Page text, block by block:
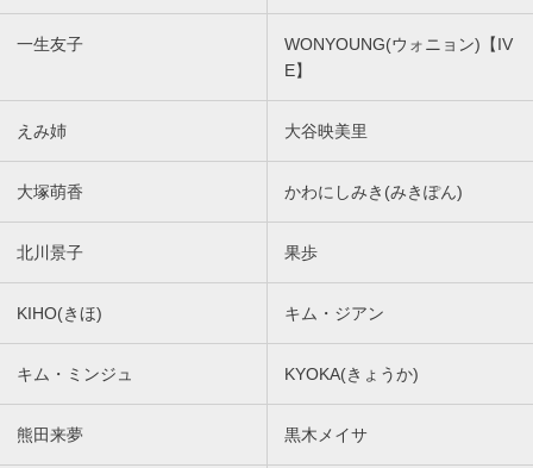
一生友子
WONYOUNG(ウォニョン)【IV
E】
えみ姉 大谷映美里
大塚萌香 かわにしみき(みきぽん)
北川景子 果歩
KIHO(きほ) キム・ジアン
キム・ミンジュ KYOKA(きょうか)
熊田来夢 黒木メイサ